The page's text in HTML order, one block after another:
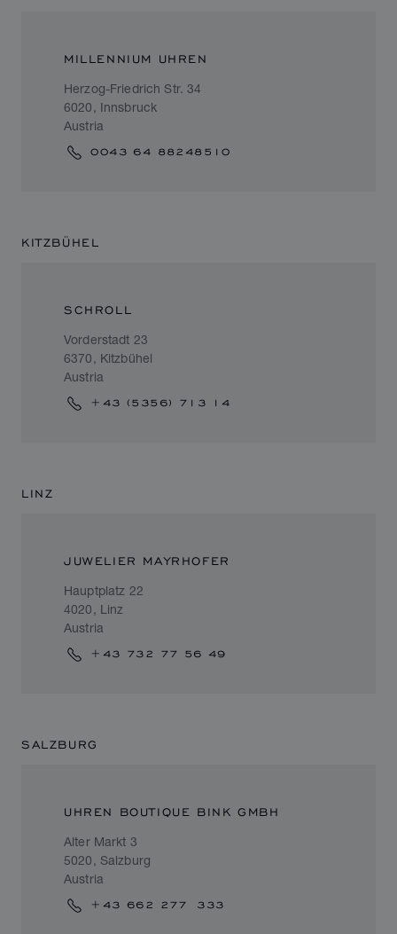
MILLENNIUM UHREN
Herzog-Friedrich Str. 34
6020, Innsbruck
Austria
0043 64 88248510
KITZBÜHEL
SCHROLL
Vorderstadt 23
6370, Kitzbühel
Austria
+43 (5356) 713 14
LINZ
JUWELIER MAYRHOFER
Hauptplatz 22
4020, Linz
Austria
+43 732 77 56 49
SALZBURG
UHREN BOUTIQUE BINK GMBH
Alter Markt 3
5020, Salzburg
Austria
+43 662 277 333